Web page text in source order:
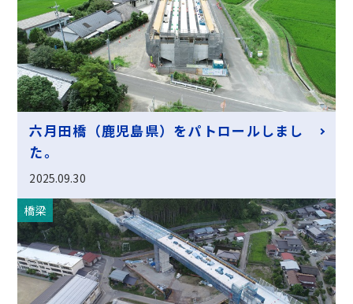
六月田橋（鹿児島県）をパトロールしまし
た。
2025.09.30
橋梁